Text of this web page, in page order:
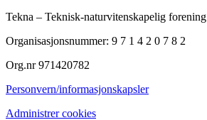
Tekna – Teknisk-naturvitenskapelig forening
Organisasjonsnummer: 9 7 1 4 2 0 7 8 2
Org.nr 971420782
Personvern/informasjonskapsler
Administrer cookies